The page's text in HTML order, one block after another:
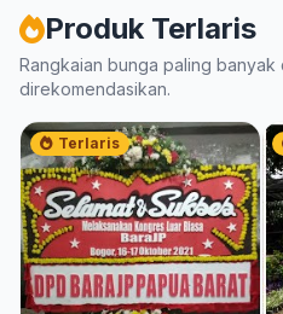
Produk Terlaris
Rangkaian bunga paling banyak
direkomendasikan.
Terlaris